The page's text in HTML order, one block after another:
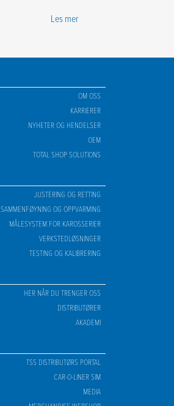
Les mer
OM OSS
KARRIERER
NYHETER OG HENDELSER
OEM
TOTAL SHOP SOLUTIONS
JUSTERING OG RETTING
SAMMENFØYNING OG OPPVARMING
MÅLESYSTEM FOR KAROSSERIER
VERKSTEDLØSNINGER
TESTING OG KALIBRERING
HER NÅR DU TRENGER OSS
DISTRIBUTØRER
AKADEMI
TSS DISTRIBUTØRS PORTAL
CAR-O-LINER SIM
MEDIA